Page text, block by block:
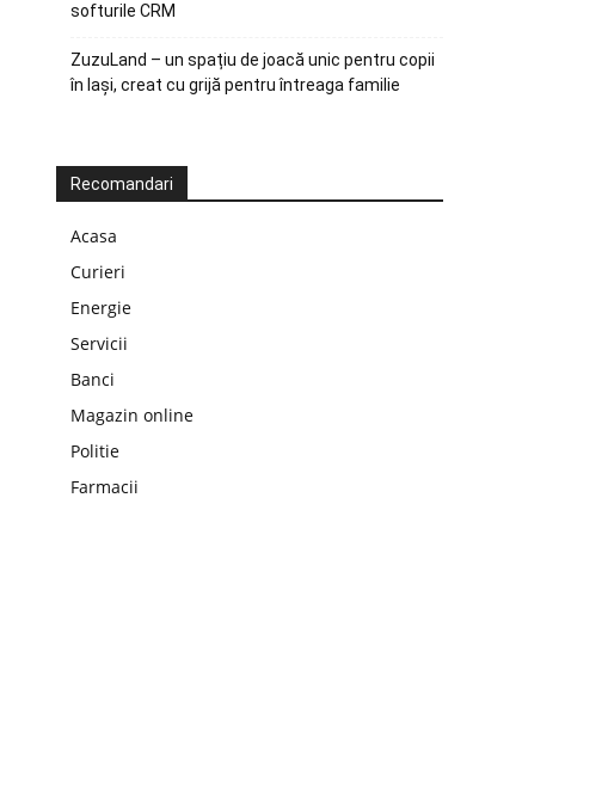
softurile CRM
ZuzuLand – un spațiu de joacă unic pentru copii
în Iași, creat cu grijă pentru întreaga familie
Recomandari
Acasa
Curieri
Energie
Servicii
Banci
Magazin online
Politie
Farmacii